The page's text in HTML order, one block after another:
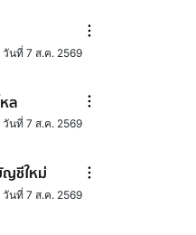
วันที่ 7 ส.ค. 2569
ล
วันที่ 7 ส.ค. 2569
ชีใหม่
วันที่ 7 ส.ค. 2569